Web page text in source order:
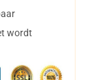
wordt